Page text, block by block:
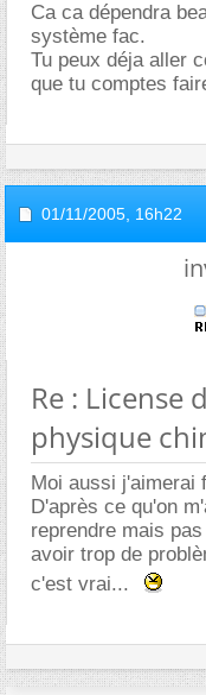
Ca ca dépendra
système fac.
Tu peux déja aller
que tu comptes
01/11/2005, 16h22
Re : License
physique
Moi aussi j'aimerai
D'après ce qu'on
reprendre mais
avoir trop de
c'est vrai...